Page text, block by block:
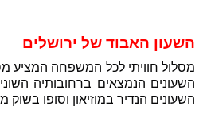
השעון האבוד של ירושלים
מסלול חוויתי לכל המשפחה המציע
השעונים הנמצאים ברחובותיה
השעונים הנדיר במוזיאון וסופו בשוק